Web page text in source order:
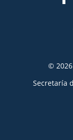
©
Secretaría